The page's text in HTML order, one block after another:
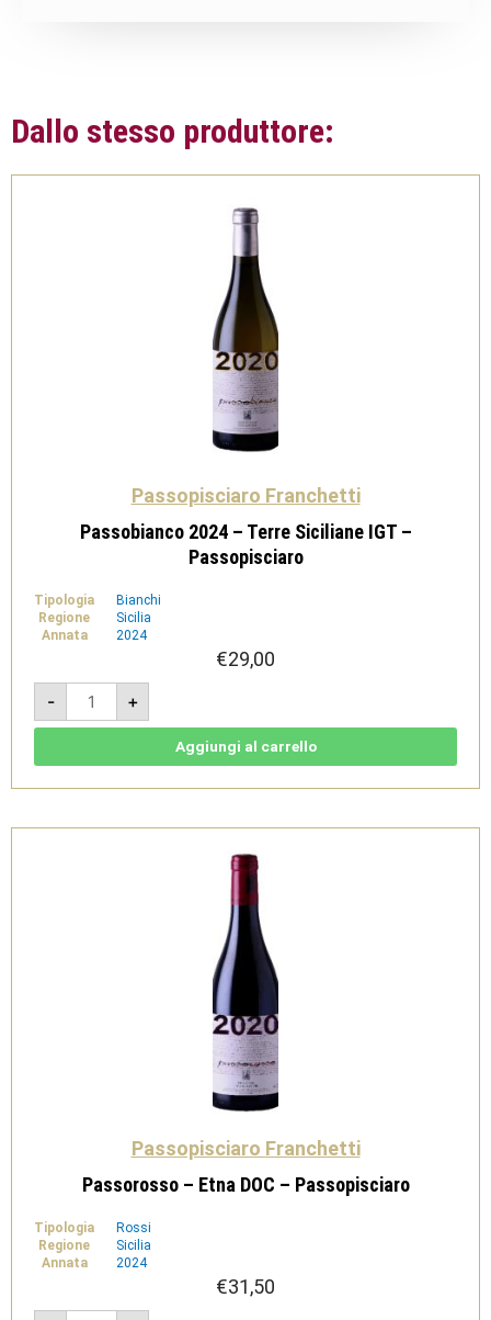
Dallo stesso produttore:
Passopisciaro Franchetti
Passobianco 2024 – Terre Siciliane IGT –
Passopisciaro
Tipologia
Bianchi
Regione
Sicilia
Annata
2024
€29,00
-
Passobianco
2024
-
Terre
Passopisciaro
+
Aggiungi al carrello
Passopisciaro Franchetti
Passorosso – Etna DOC – Passopisciaro
Tipologia
Rossi
Regione
Sicilia
Annata
2024
€31,50
Passorosso